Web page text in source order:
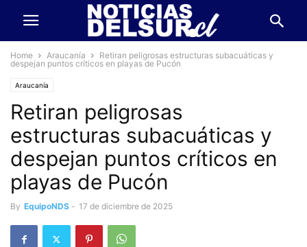
Home Araucanía
Retiran peligrosas estructuras subacuáticas y
despejan puntos críticos en playas de Pucón
Araucanía
Retiran peligrosas
estructuras subacuáticas y
despejan puntos críticos en
playas de Pucón
By EquipoNDS - 17 de diciembre de 2025